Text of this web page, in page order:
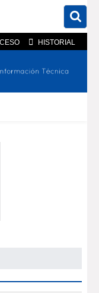
HISTORIAL
el sitio